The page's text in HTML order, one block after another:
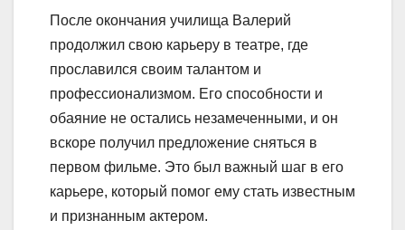
После окончания училища Валерий
продолжил свою карьеру в театре, где
прославился своим талантом и
профессионализмом. Его способности и
обаяние не остались незамеченными, и он
вскоре получил предложение сняться в
первом фильме. Это был важный шаг в его
карьере, который помог ему стать известным
и признанным актером.